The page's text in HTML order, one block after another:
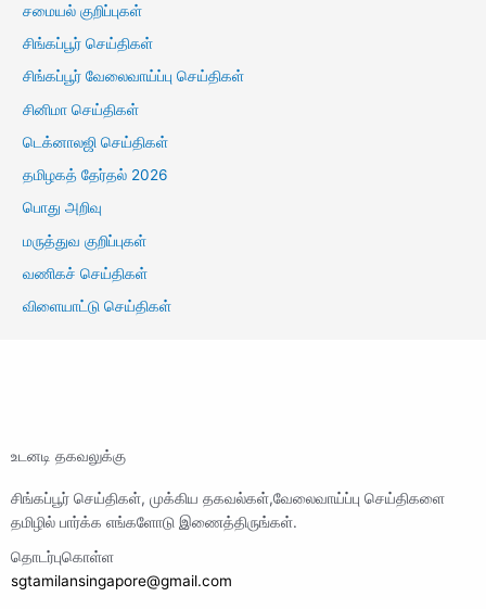
சமையல் குறிப்புகள்
சிங்கப்பூர் செய்திகள்
சிங்கப்பூர் வேலைவாய்ப்பு செய்திகள்
சினிமா செய்திகள்
டெக்னாலஜி செய்திகள்
தமிழகத் தேர்தல் 2026
பொது அறிவு
மருத்துவ குறிப்புகள்
வணிகச் செய்திகள்
விளையாட்டு செய்திகள்
உடனடி தகவலுக்கு
சிங்கப்பூர் செய்திகள், முக்கிய தகவல்கள்,வேலைவாய்ப்பு செய்திகளை
தமிழில் பார்க்க எங்களோடு இணைத்திருங்கள்.
தொடர்புகொள்ள
sgtamilansingapore@gmail.com